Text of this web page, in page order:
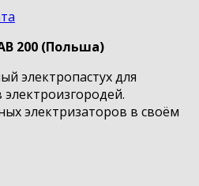
200 (Польша)
электропастух для
электризаторов в своём